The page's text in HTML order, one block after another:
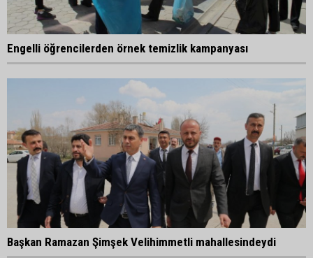
Engelli öğrencilerden örnek temizlik kampanyası
Başkan Ramazan Şimşek Velihimmetli mahallesindeydi